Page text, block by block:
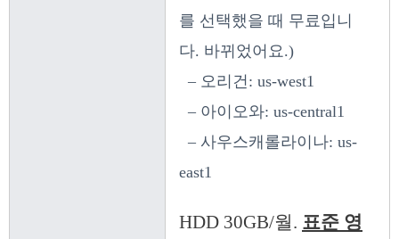
를 선택했을 때 무료입니
다. 바뀌었어요.)
– 오리건: us-west1
– 아이오와: us-central1
– 사우스캐롤라이나: us-
east1
HDD 30GB/월. 표준 영